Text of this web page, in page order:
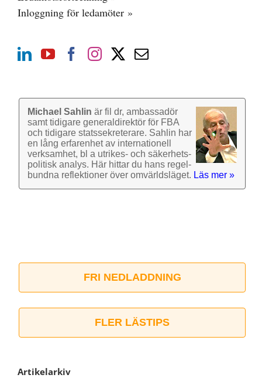
Inloggning för ledamöter »
Michael Sahlin är fil dr, ambassadör
samt tidigare general­direktör för FBA
och tidigare stats­sekre­terare. Sahlin har
en lång erfarenhet av inter­nationell
verk­samhet, bl a utrikes- och säkerhets­
politisk analys. Här hittar du hans regel­
bundna reflek­tioner över omvärlds­läget. Läs mer »
FRI NEDLADDNING
FLER LÄSTIPS
Artikelarkiv